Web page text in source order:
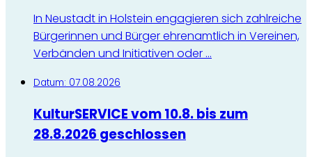
In Neustadt in Holstein engagieren sich zahlreiche
Bürgerinnen und Bürger ehrenamtlich in Vereinen,
Verbänden und Initiativen oder ...
Datum: 07.08.2026
KulturSERVICEvom 10.8. bis zum
28.8.2026 geschlossen